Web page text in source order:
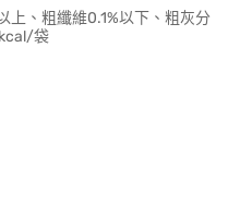
上、粗纖維0.1%以下、粗灰分
袋